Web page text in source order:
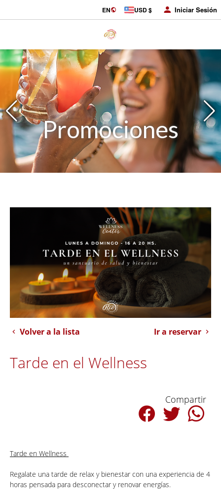
EN USD $ Iniciar Sesión
Promociones
Volver a la lista Ir a reservar
Tarde en el Wellness
Compartir
Tarde en Wellness
Regalate una tarde de relax y bienestar con una experiencia de 4
horas pensada para desconectar y renovar energías.